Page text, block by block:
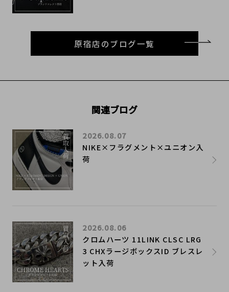
原宿店のブログ一覧
関連ブログ
NIKE×フラグメント×ユニオン入
荷
2026.08.07
クロムハーツ 11LINK CLSC LRG
3 CHXラージボックスID ブレスレ
ット入荷
2026.08.06